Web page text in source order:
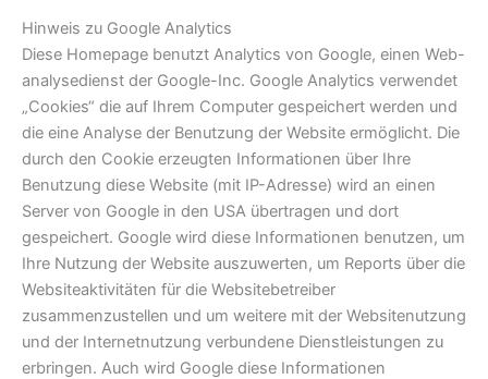
Hinweis zu Google Analytics
Diese Homepage benutzt Analytics von Google, einen Web-
analysedienst der Google-Inc. Google Analytics verwendet
„Cookies“ die auf Ihrem Computer gespeichert werden und
die eine Analyse der Benutzung der Website ermöglicht. Die
durch den Cookie erzeugten Informationen über Ihre
Benutzung diese Website (mit IP-Adresse) wird an einen
Server von Google in den USA übertragen und dort
gespeichert. Google wird diese Informationen benutzen, um
Ihre Nutzung der Website auszuwerten, um Reports über die
Websiteaktivitäten für die Websitebetreiber
zusammenzustellen und um weitere mit der Websitenutzung
und der Internetnutzung verbundene Dienstleistungen zu
erbringen. Auch wird Google diese Informationen